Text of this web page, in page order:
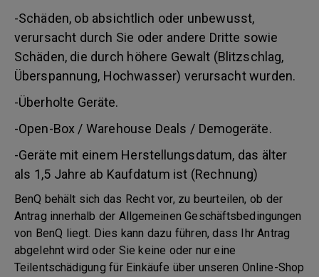
-Schäden, ob absichtlich oder unbewusst,
verursacht durch Sie oder andere Dritte sowie
Schäden, die durch höhere Gewalt (Blitzschlag,
Überspannung, Hochwasser) verursacht wurden.
-Überholte Geräte.
-Open-Box / Warehouse Deals / Demogeräte.
-Geräte mit einem Herstellungsdatum, das älter
als 1,5 Jahre ab Kaufdatum ist (Rechnung)
BenQ behält sich das Recht vor, zu beurteilen, ob der
Antrag innerhalb der Allgemeinen Geschäftsbedingungen
von BenQ liegt. Dies kann dazu führen, dass Ihr Antrag
abgelehnt wird oder Sie keine oder nur eine
Teilentschädigung für Einkäufe über unseren Online-Shop